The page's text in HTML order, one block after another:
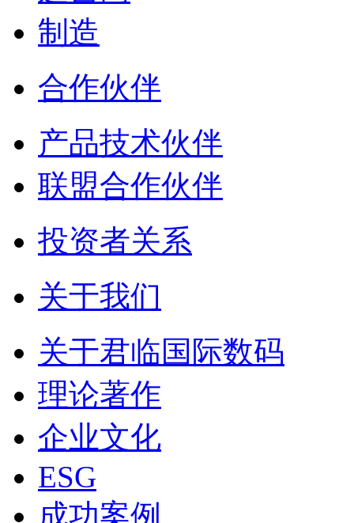
制造
合作伙伴
产品技术伙伴
联盟合作伙伴
投资者关系
关于我们
关于君临国际数码
理论著作
企业文化
ESG
成功案例